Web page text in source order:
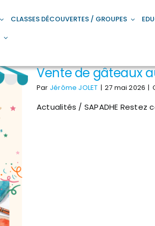
CLASSES DÉCOUVERTES / GROUPES
Vente de gâteaux
Par Jérôme JOLET | 27 mai 2026 |
Actualités / SAPADHE